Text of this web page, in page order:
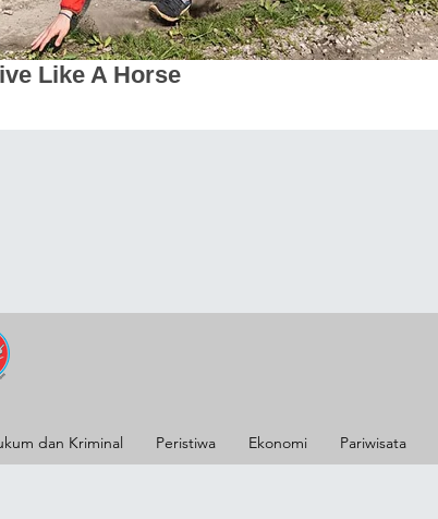
dan Kriminal Peristiwa Ekonomi Pariwisata